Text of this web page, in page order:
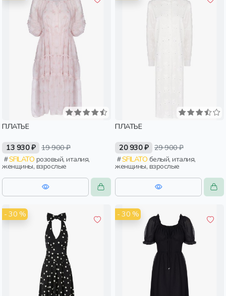
ПЛАТЬЕ
13 930 ₽ 19 900 ₽
SFILATO
женщины, взрослые
ПЛАТЬЕ
20 930 ₽ 29 900 ₽
SFILATO
женщины, взрослые
- 30 % - 30 %